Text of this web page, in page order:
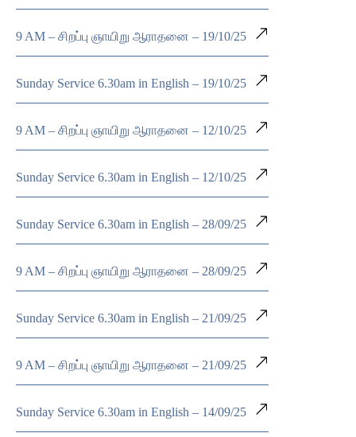
9 AM – சிறப்பு ஞாயிறு ஆராதனை – 19/10/25
Sunday Service 6.30am in English – 19/10/25
9 AM – சிறப்பு ஞாயிறு ஆராதனை – 12/10/25
Sunday Service 6.30am in English – 12/10/25
Sunday Service 6.30am in English – 28/09/25
9 AM – சிறப்பு ஞாயிறு ஆராதனை – 28/09/25
Sunday Service 6.30am in English – 21/09/25
9 AM – சிறப்பு ஞாயிறு ஆராதனை – 21/09/25
Sunday Service 6.30am in English – 14/09/25